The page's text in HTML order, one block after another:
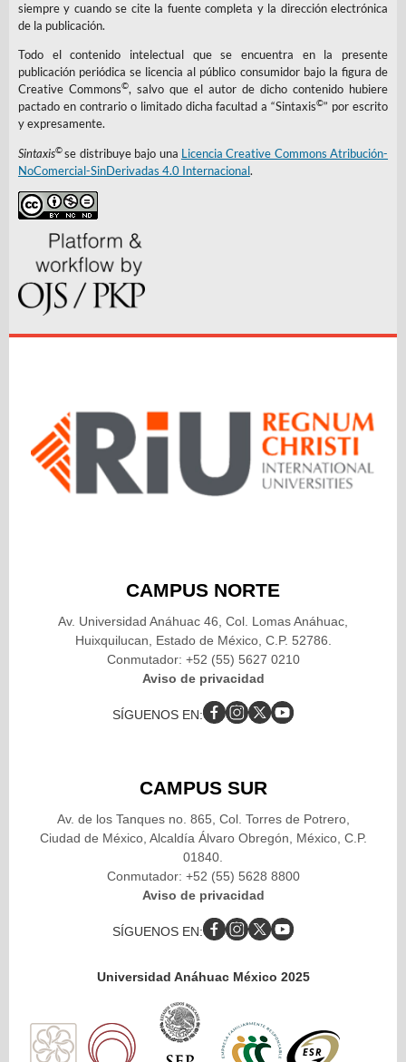
siempre y cuando se cite la fuente completa y la dirección electrónica
de la publicación.
Todo el contenido intelectual que se encuentra en la presente
publicación periódica se licencia al público consumidor bajo la figura de
Creative Commons©, salvo que el autor de dicho contenido hubiere
pactado en contrario o limitado dicha facultad a “Sintaxis©” por escrito
y expresamente.
Sintaxis©se distribuye bajo una Licencia Creative Commons Atribución-
NoComercial-SinDerivadas 4.0 Internacional.
CAMPUS NORTE
Av. Universidad Anáhuac 46, Col. Lomas Anáhuac,
Huixquilucan, Estado de México, C.P. 52786.
Conmutador: +52 (55) 5627 0210
Aviso de privacidad
SÍGUENOS EN:
CAMPUS SUR
Av. de los Tanques no. 865, Col. Torres de Potrero,
Ciudad de México, Alcaldía Álvaro Obregón, México, C.P.
01840.
Conmutador: +52 (55) 5628 8800
Aviso de privacidad
SÍGUENOS EN:
Universidad Anáhuac México 2025